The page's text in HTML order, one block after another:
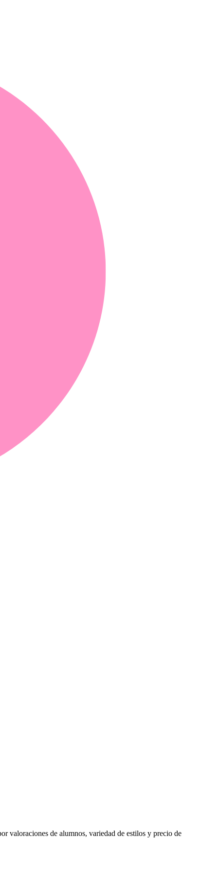
valoraciones de alumnos, variedad de estilos y precio de